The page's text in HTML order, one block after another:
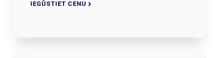
IEGŪSTIET CENU